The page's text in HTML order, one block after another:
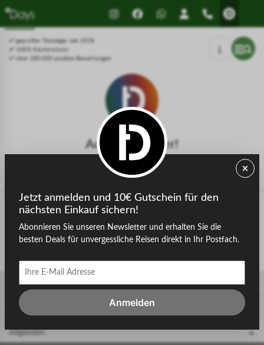
Drücken Sie Alt+1 für den
Bildschirmlesemodus, Alt+0 zum
Abbrechen
Leitfaden für barrierefreie
Bildschirmlesegeräte, Feedback
und Fehlerberichte | Neues
Fenstergeprüfter Testsieger seit 2018
100% Käuferschutz
über 280.000 positive Bewertungen
Achtung, Fehler!
Die gesuchte Seite konnte nicht gefunden werden.
zurück zur Startseite
Gastgeber
touriDat Reiseblog
Allgemein
Jetzt anmelden und 10€ Gutschein für den
nächsten Einkauf sichern!
Abonnieren Sie unseren Newsletter und erhalten Sie die
besten Deals für unvergessliche Reisen direkt in Ihr Postfach.
Anmelden